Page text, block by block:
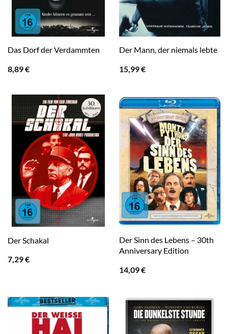
Das Dorf der Verdammten
8,89€
Der Mann, der niemals lebte
15,99€
Der Schakal
7,29€
Der Sinn des Lebens – 30th
Anniversary Edition
14,09€